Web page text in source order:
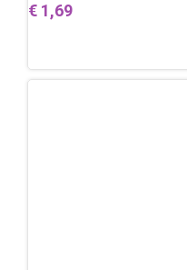
€ 1,69